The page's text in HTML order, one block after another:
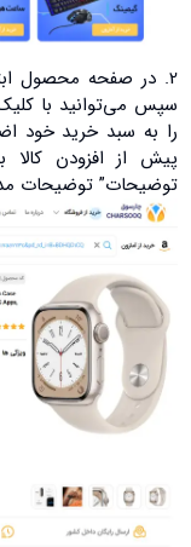
2. در صفحه محصول
سپس می‌توانید با
را به سبد خرید خود
پیش از افزودن کالا
توضیحات” توضیحات مد